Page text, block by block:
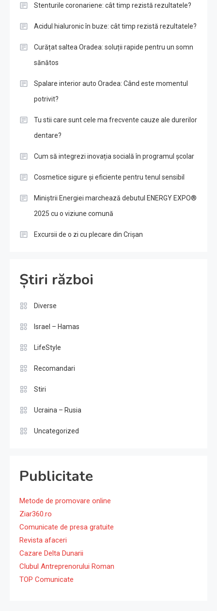
Stenturile coronariene: cât timp rezistă rezultatele?
Acidul hialuronic în buze: cât timp rezistă rezultatele?
Curățat saltea Oradea: soluții rapide pentru un somn
sănătos
Spalare interior auto Oradea: Când este momentul
potrivit?
Tu stii care sunt cele ma frecvente cauze ale durerilor
dentare?
Cum să integrezi inovația socială în programul școlar
Cosmetice sigure și eficiente pentru tenul sensibil
Miniștrii Energiei marchează debutul ENERGY EXPO®
2025 cu o viziune comună
Excursii de o zi cu plecare din Crișan
Știri război
Diverse
Israel – Hamas
LifeStyle
Recomandari
Stiri
Ucraina – Rusia
Uncategorized
Publicitate
Metode de promovare online
Ziar360.ro
Comunicate de presa gratuite
Revista afaceri
Cazare Delta Dunarii
Clubul Antreprenorului Roman
TOP Comunicate